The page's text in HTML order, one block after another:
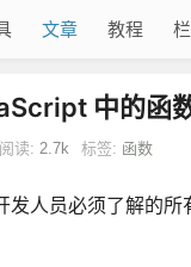
文章 教程
中的函
阅读: 2.7k 标签: 函数
发人员必须了解的